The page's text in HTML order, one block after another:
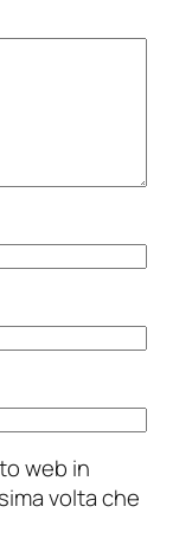
web in
volta che